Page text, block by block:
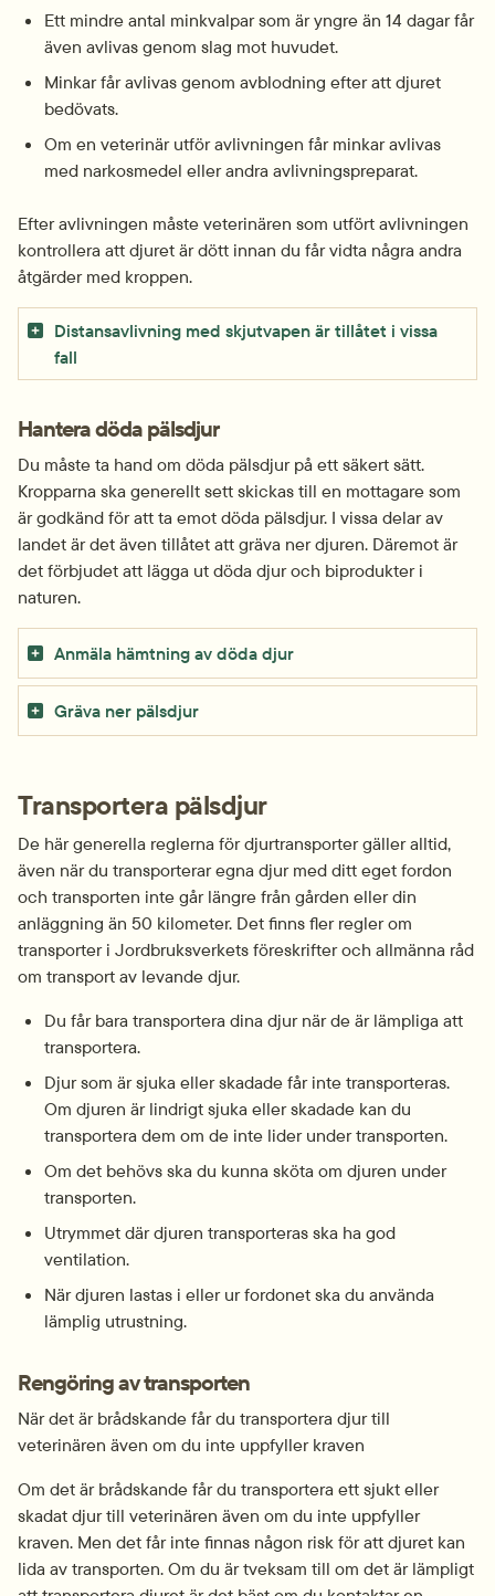
Ett mindre antal minkvalpar som är yngre än 14 dagar får
även avlivas genom slag mot huvudet.
Minkar får avlivas genom avblodning efter att djuret
bedövats.
Om en veterinär utför avlivningen får minkar avlivas
med narkosmedel eller andra avlivnings­preparat.
Efter avlivningen måste veterinären som utfört avlivningen
kontrollera att djuret är dött innan du får vidta några andra
åtgärder med kroppen.
Distansavlivning med skjutvapen är tillåtet i vissa
fall
Hantera döda pälsdjur
Du måste ta hand om döda pälsdjur på ett säkert sätt.
Kropparna ska generellt sett skickas till en mottagare som
är godkänd för att ta emot döda pälsdjur. I vissa delar av
landet är det även tillåtet att gräva ner djuren. Däremot är
det förbjudet att lägga ut döda djur och biprodukter i
naturen.
Anmäla hämtning av döda djur
Gräva ner pälsdjur
Transportera pälsdjur
De här generella reglerna för djurtransporter gäller alltid,
även när du transporterar egna djur med ditt eget fordon
och transporten inte går längre från gården eller din
anläggning än 50 kilometer. Det finns fler regler om
transporter i Jordbruksverkets föreskrifter och allmänna råd
om transport av levande djur.
Du får bara transportera dina djur när de är lämpliga att
transportera.
Djur som är sjuka eller skadade får inte transporteras.
Om djuren är lindrigt sjuka eller skadade kan du
transportera dem om de inte lider under transporten.
Om det behövs ska du kunna sköta om djuren under
transporten.
Utrymmet där djuren transporteras ska ha god
ventilation.
När djuren lastas i eller ur fordonet ska du använda
lämplig utrustning.
Rengöring av transporten
När det är brådskande får du transportera djur till
veterinären även om du inte uppfyller kraven
Om det är brådskande får du transportera ett sjukt eller
skadat djur till veterinären även om du inte uppfyller
kraven. Men det får inte finnas någon risk för att djuret kan
lida av transporten. Om du är tveksam till om det är lämpligt